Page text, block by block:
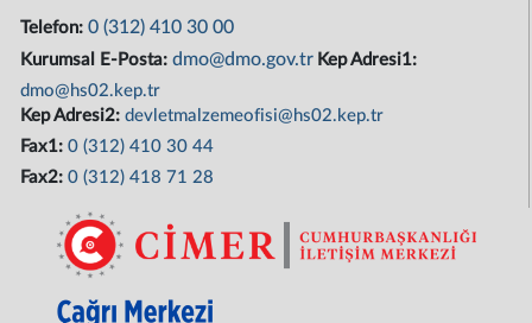
Telefon:0 (312) 410 30 00
Kurumsal E-Posta:dmo@dmo.gov.tr Kep Adresi1:
dmo@hs02.kep.tr
Kep Adresi2:devletmalzemeofisi@hs02.kep.tr
Fax1:0 (312) 410 30 44
Fax2:0 (312) 418 71 28